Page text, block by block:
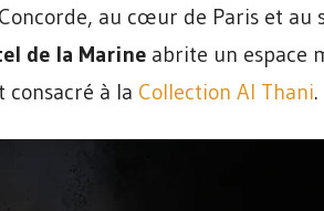
au cœur de Paris et au
de la Marine abrite un espace
à la Collection Al Thani.